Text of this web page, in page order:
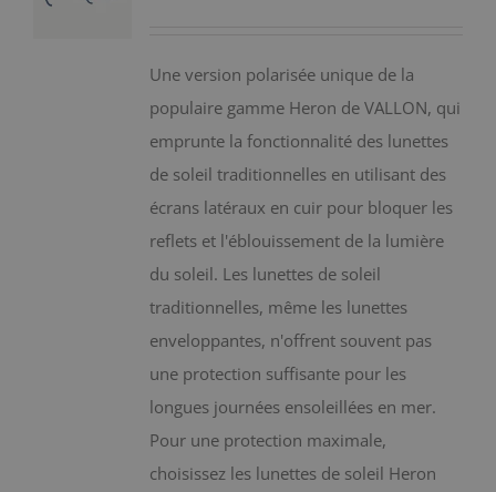
Une version polarisée unique de la
populaire gamme Heron de VALLON, qui
emprunte la fonctionnalité des lunettes
de soleil traditionnelles en utilisant des
écrans latéraux en cuir pour bloquer les
reflets et l'éblouissement de la lumière
du soleil. Les lunettes de soleil
traditionnelles, même les lunettes
enveloppantes, n'offrent souvent pas
une protection suffisante pour les
longues journées ensoleillées en mer.
Pour une protection maximale,
choisissez les lunettes de soleil Heron